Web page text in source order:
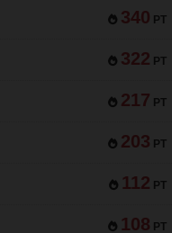
340 PT
322 PT
217 PT
203 PT
112 PT
108 PT